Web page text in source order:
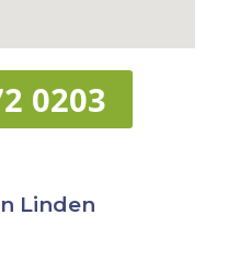
0203
Linden